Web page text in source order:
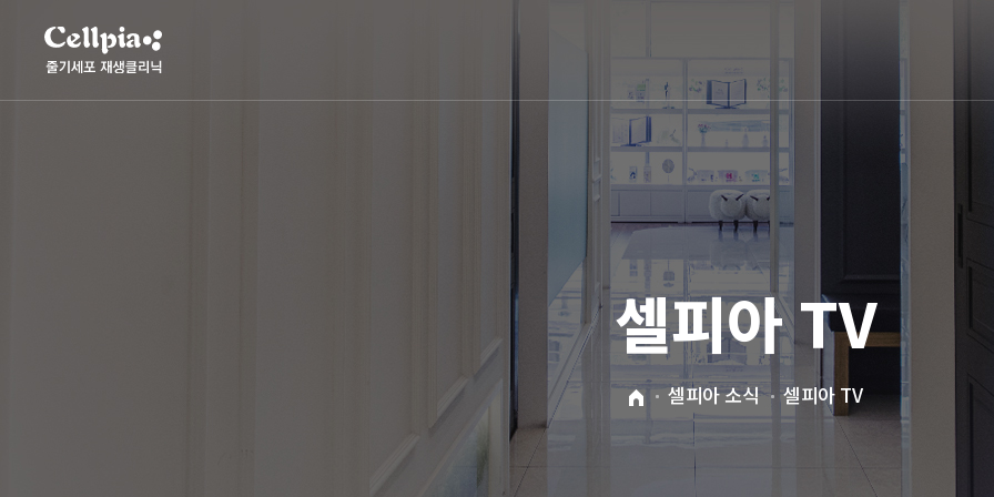
셀피아 TV
셀피아 소식 셀피아 TV